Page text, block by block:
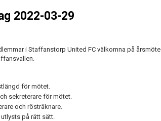
2022-03-29
i Staffanstorp United FC välkomna på
för mötet.
sekreterare för mötet.
och rösträknare.
på rätt sätt.